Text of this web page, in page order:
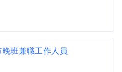
班兼職工作人員